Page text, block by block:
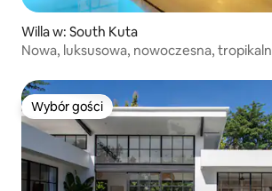
Willa w: South Kuta
Nowa, luksusowa, nowoczesna,
Wybór gości
Wybór gości